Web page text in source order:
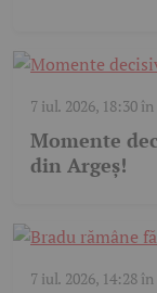
7 iul. 2026, 18:30în
Momente
din Argeș!
7 iul. 2026, 14:28în